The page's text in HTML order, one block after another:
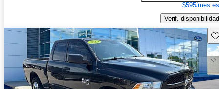
$595/mes
Verif. disponibilidad